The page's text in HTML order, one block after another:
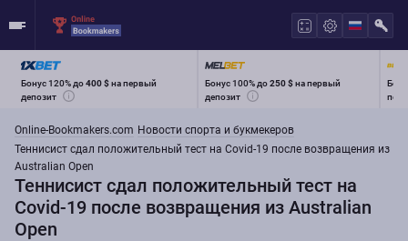
Бонус 120% до400 $на первый
депозит
Бонус 100% до250 $на первый
депозит
Online-Bookmakers.com Новости спорта и букмекеров
Теннисист сдал положительный тест на Covid-19 после возвращения из
Australian Open
Теннисист сдал положительный тест на
Covid-19 после возвращения из Australian
Open